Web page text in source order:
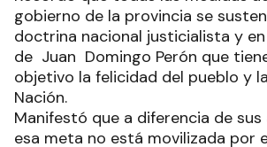
gobierno de la provincia se
doctrina nacional justicialista y en
de Juan Domingo Perón que
objetivo la felicidad del pueblo y
Nación.
Manifestó que a diferencia de sus
esa meta no está movilizada por